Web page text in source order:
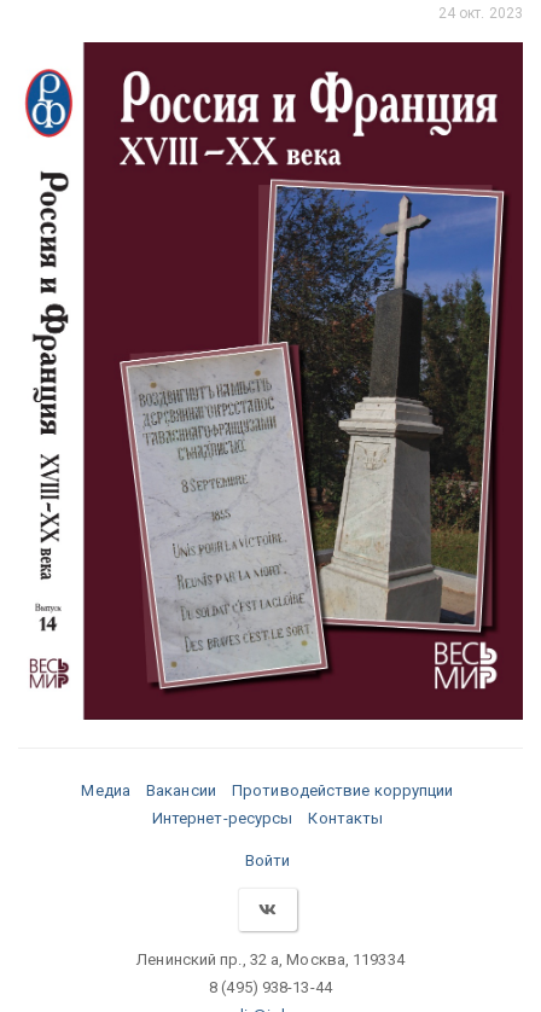
24 окт. 2023
Медиа Вакансии
Противодействие коррупции
Интернет-ресурсы
Контакты
Войти
Ленинский пр., 32 а, Москва, 119334
8 (495) 938-13-44